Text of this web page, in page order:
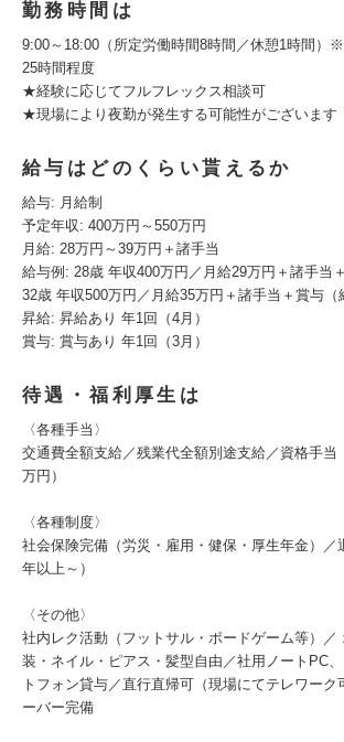
勤務時間は
9:00～18:00（所定労働時間8時間／休憩1時間）
25時間程度
★経験に応じてフルフレックス相談可
★現場により夜勤が発生する可能性がございます
給与はどのくらい貰えるか
給与: 月給制
予定年収: 400万円～550万円
月給: 28万円～39万円＋諸手当
給与例: 28歳 年収400万円／月給29万円＋諸手当
32歳 年収500万円／月給35万円＋諸手当＋賞与（
昇給: 昇給あり 年1回（4月）
賞与: 賞与あり 年1回（3月）
待遇・福利厚生は
〈各種手当〉
交通費全額支給／残業代全額別途支給／資格手当
万円）
〈各種制度〉
社会保険完備（労災・雇用・健保・厚生年金）／
年以上～）
〈その他〉
社内レク活動（フットサル・ボードゲーム等）／
装・ネイル・ピアス・髪型自由／社用ノートPC
トフォン貸与／直行直帰可（現場にてテレワーク
ーバー完備